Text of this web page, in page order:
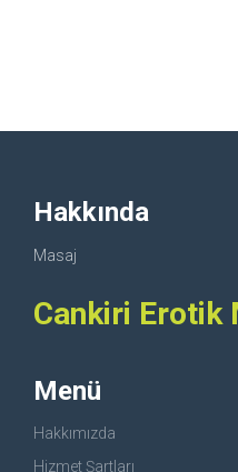
Hakkında
Masaj
Cankiri Erotik
Menü
Hakkımızda
Hizmet Şartları